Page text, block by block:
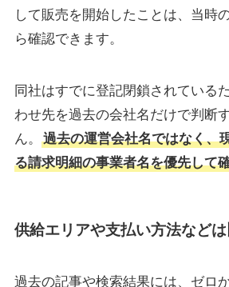
して販売を開始したことは、当時
ら確認できます。
同社はすでに登記閉鎖されている
わせ先を過去の会社名だけで判断
ん。
過去の運営会社名ではなく、
る請求明細の事業者名を優先して
供給エリアや支払い方法など
過去の記事や検索結果には、ゼロ